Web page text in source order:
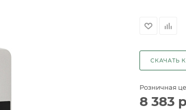
СКАЧАТЬ
Розничная
8 383